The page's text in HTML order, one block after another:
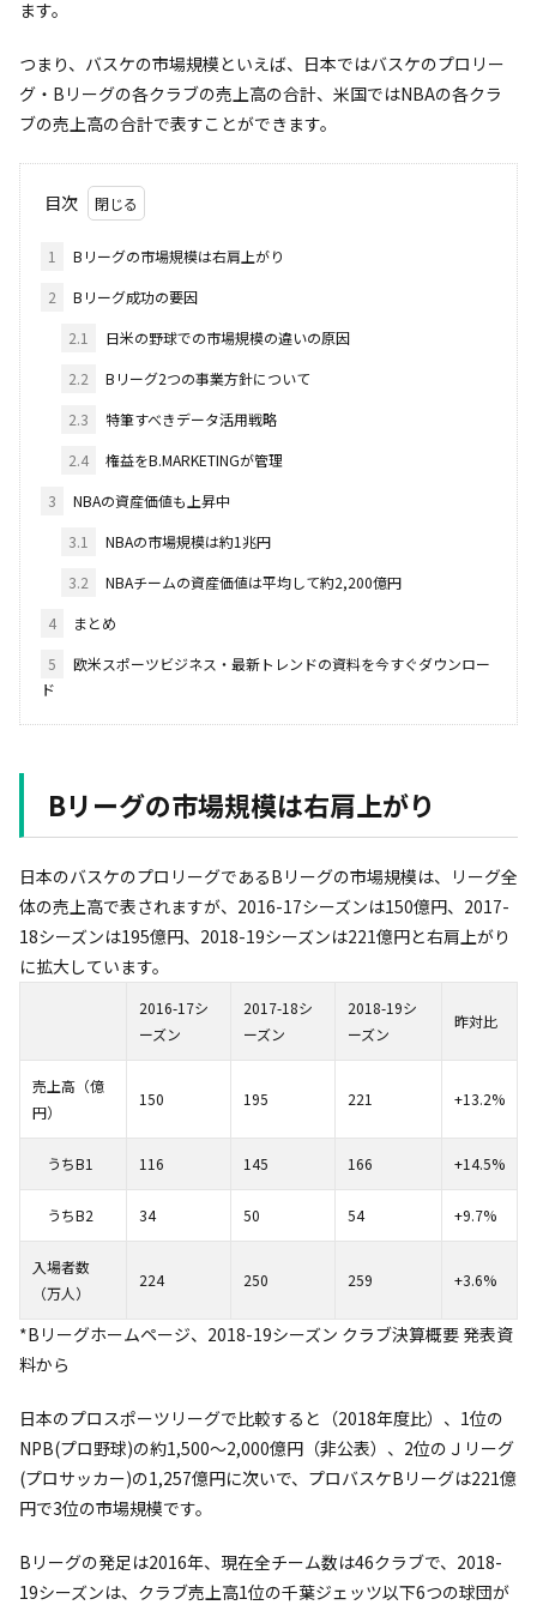
ます。
つまり、バスケの市場規模といえば、日本ではバスケのプロリー
グ・Bリーグの各クラブの売上高の合計、米国ではNBAの各クラ
ブの売上高の合計で表すことができます。
目次
1
Bリーグの市場規模は右肩上がり
2
Bリーグ成功の要因
2.1
日米の野球での市場規模の違いの原因
2.2
Bリーグ2つの事業方針について
2.3
特筆すべきデータ活用戦略
2.4
権益をB.MARKETINGが管理
3
NBAの資産価値も上昇中
3.1
NBAの市場規模は約1兆円
3.2
NBAチームの資産価値は平均して約2,200億円
4
まとめ
5
欧米スポーツビジネス・最新トレンドの資料を今すぐダウンロー
ド
Bリーグの市場規模は右肩上がり
日本のバスケのプロリーグであるBリーグの市場規模は、リーグ全
体の売上高で表されますが、2016-17シーズンは150億円、2017-
18シーズンは195億円、2018-19シーズンは221億円と右肩上がり
に拡大しています。
2016-17シ
ーズン
2017-18シ
ーズン
2018-19シ
ーズン
昨対比
売上高（億
円）
150 195 221 +13.2%
うちB1 116 145 166 +14.5%
うちB2 34 50 54 +9.7%
入場者数
（万人）
224 250 259 +3.6%
*Bリーグホームページ、2018-19シーズン クラブ決算概要 発表資
料から
日本のプロスポーツリーグで比較すると（2018年度比）、1位の
NPB(プロ野球)の約1,500〜2,000億円（非公表）、2位のＪリーグ
(プロサッカー)の1,257億円に次いで、プロバスケBリーグは221億
円で3位の市場規模です。
Bリーグの発足は2016年、現在全チーム数は46クラブで、2018-
19シーズンは、クラブ売上高1位の千葉ジェッツ以下6つの球団が